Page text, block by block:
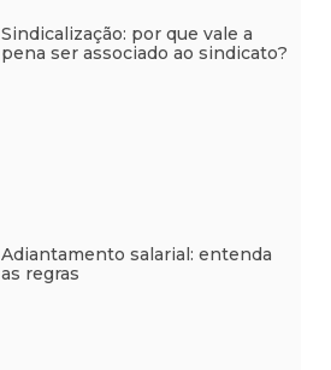
Sindicalização: por que vale a
pena ser associado ao sindicato?
Adiantamento salarial: entenda
as regras